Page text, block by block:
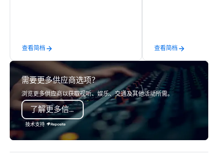
查看简档
two people to
comprised of Sedans,
Sprinters, Limo
Coaches. We have a
seating and
vehicles. With our
and staffing needs to
successful program
查看简档
需要更多供应商选项？
浏览更多供应商以获取视听、娱乐、交通及其他活动所需。
了解更多信息
技术支持